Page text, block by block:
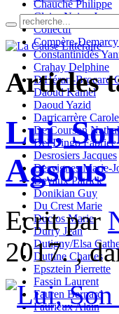
Chauché Philippe
Claire-Neige
Collectif
Compère-
Constantinidès
Crahay Delphine
D'Hérart-Brocard
Daoud Kamel
Daoud Yazid
Darricarrère Carole
De Courson
Del Dingo Fabrice
Desrosiers Jacques
Desvignes Marie-
Devaux Patrick
Donikian Guy
Du Crest Marie
Duclos Marie
Durry Jean
Dutigny/Elsa
Duttine Charles
Epsztein Pierrette
Fassin Laurent
Fauren Bernard
Faurieux Alain
Articles
Lui,
Agsous
Ecrit par
2017. ,